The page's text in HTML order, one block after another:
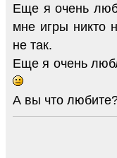
Еще я очень
мне игры никто
не так.
Еще я очень
А вы что